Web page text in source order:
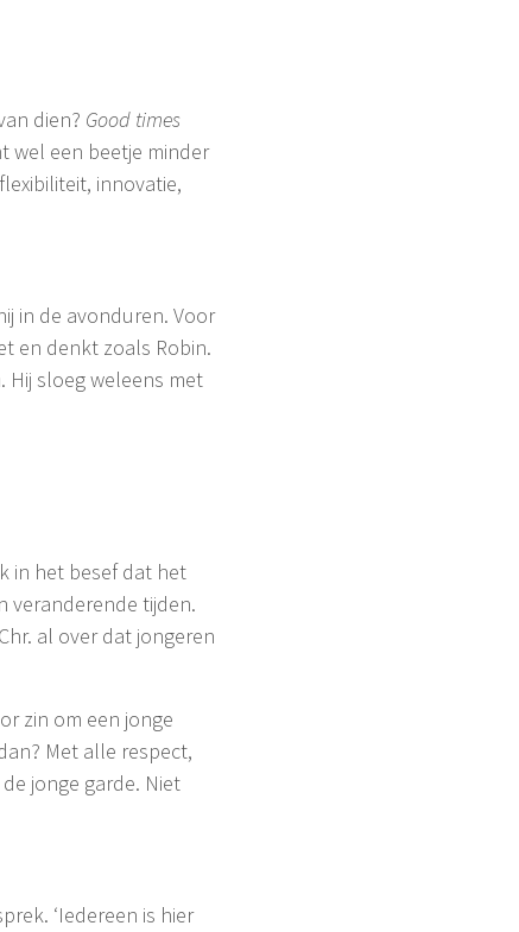
dien? Good times
wel een beetje minder
innovatie,
in de avonduren. Voor
en denkt zoals Robin.
sloeg weleens met
in het besef dat het
veranderende tijden.
al over dat jongeren
zin om een jonge
Met alle respect,
jonge garde. Niet
‘Iedereen is hier